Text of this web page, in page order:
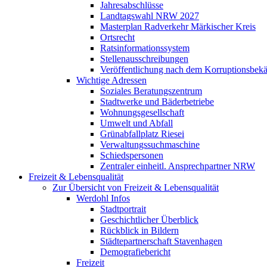
Jahresabschlüsse
Landtagswahl NRW 2027
Masterplan Radverkehr Märkischer Kreis
Ortsrecht
Ratsinformationssystem
Stellenausschreibungen
Veröffentlichung nach dem
Wichtige Adressen
Soziales Beratungszentrum
Stadtwerke und Bäderbetriebe
Wohnungsgesellschaft
Umwelt und Abfall
Grünabfallplatz Riesei
Verwaltungssuchmaschine
Schiedspersonen
Zentraler einheitl. Ansprechpartner NRW
Freizeit & Lebensqualität
Zur Übersicht von Freizeit & Lebensqualität
Werdohl Infos
Stadtportrait
Geschichtlicher Überblick
Rückblick in Bildern
Städtepartnerschaft Stavenhagen
Demografiebericht
Freizeit